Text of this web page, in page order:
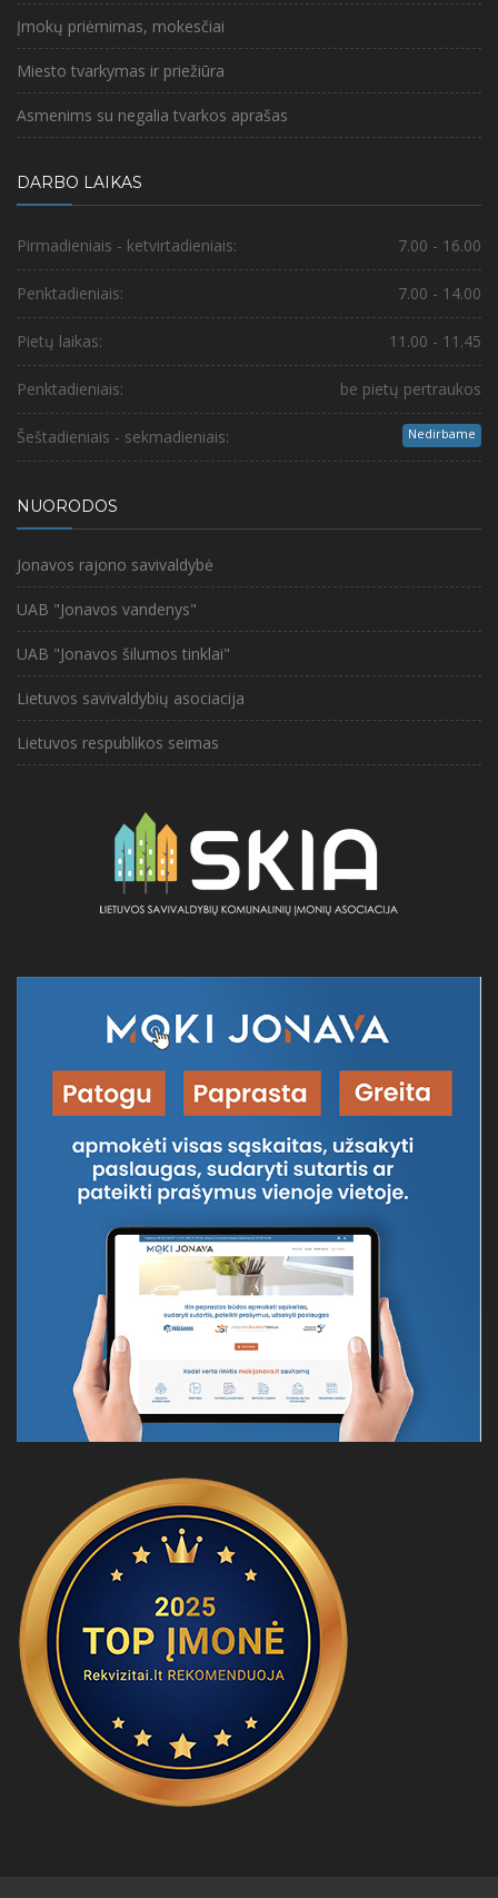
Įmokų priėmimas, mokesčiai
Miesto tvarkymas ir priežiūra
Asmenims su negalia tvarkos aprašas
DARBO LAIKAS
Pirmadieniais - ketvirtadieniais: 7.00 - 16.00
Penktadieniais: 7.00 - 14.00
Pietų laikas: 11.00 - 11.45
Penktadieniais: be pietų pertraukos
Šeštadieniais - sekmadieniais: Nedirbame
NUORODOS
Jonavos rajono savivaldybė
UAB "Jonavos vandenys"
UAB "Jonavos šilumos tinklai"
Lietuvos savivaldybių asociacija
Lietuvos respublikos seimas